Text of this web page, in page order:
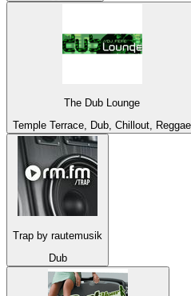
The Dub Lounge
Temple Terrace, Dub, Chillout, Reggae
Trap by rautemusik
Dub